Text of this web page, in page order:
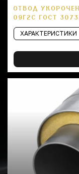
ОТВОД
09Г2С ГОСТ
ХАРАКТЕРИСТИКИ